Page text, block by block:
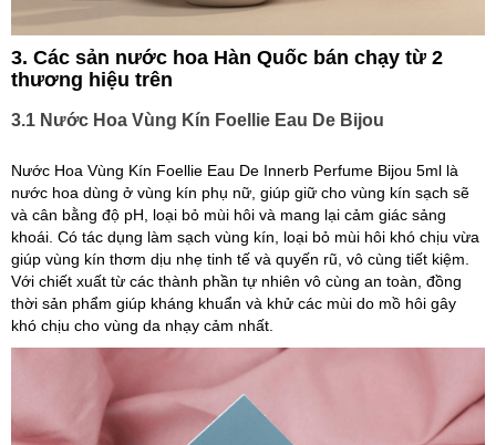
3. Các sản nước hoa Hàn Quốc bán chạy từ 2
thương hiệu trên
3.1 Nước Hoa Vùng Kín Foellie Eau De Bijou
Nước Hoa Vùng Kín Foellie Eau De Innerb Perfume Bijou 5ml là
nước hoa dùng ở vùng kín phụ nữ, giúp giữ cho vùng kín sạch sẽ
và cân bằng độ pH, loại bỏ mùi hôi và mang lại cảm giác sảng
khoái. Có tác dụng làm sạch vùng kín, loại bỏ mùi hôi khó chịu vừa
giúp vùng kín thơm dịu nhẹ tinh tế và quyến rũ, vô cùng tiết kiệm.
Với chiết xuất từ các thành phần tự nhiên vô cùng an toàn, đồng
thời sản phẩm giúp kháng khuẩn và khử các mùi do mồ hôi gây
khó chịu cho vùng da nhạy cảm nhất.